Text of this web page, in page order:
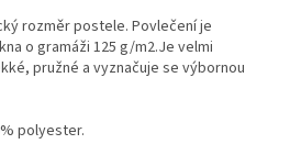
rozměr postele. Povlečení je
o gramáži 125 g/m2.Je velmi
pružné a vyznačuje se výbornou
polyester.